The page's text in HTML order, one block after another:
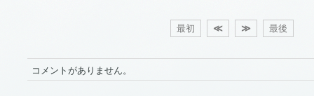
最初 ≪ ≫ 最後
コメントがありません。